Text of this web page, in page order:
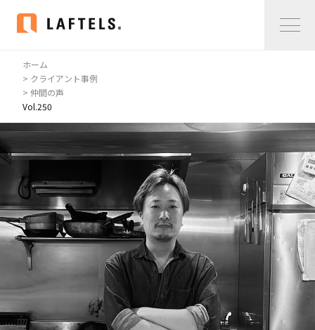
Home
私たちについて
会社概要
サービス紹介
事例紹介
仲間の声
ホーム
> クライアント事例
> 仲間の声
Vol.250